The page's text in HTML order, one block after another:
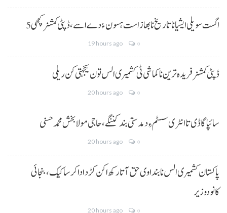
5 اگست سویلی ایشیا نا تاریخ نا بھاز است ہسون ءُ دے اسے،ڈپٹی کمشنر کچھی
19 hours ago 0
ڈپٹی کمشنر فریدہ ترین نا کماشی ٹی کشمیری الس تون یکجہتی کن ریلی
20 hours ago 0
سائپا گاڈی تا انٹری سسٹم ءِ دمدستی بند کننگے، حاجی مولا بخش محمد حسنی
20 hours ago 0
پاکستان کشمیری الس نا بنداوی حق آتا رکھ اکن کڑد ادا کرسا کیک ،بنجائی
کانودوزیر
20 hours ago 0